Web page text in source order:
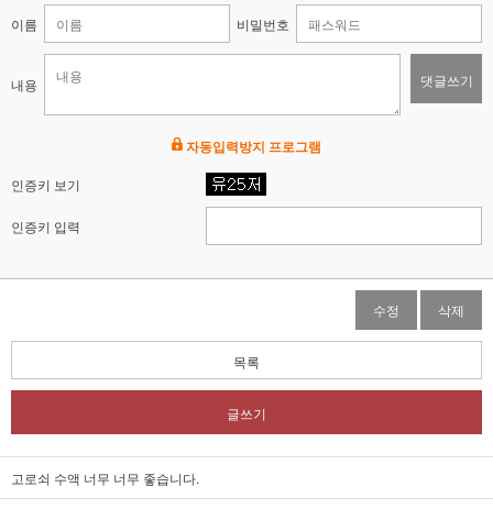
이름 비밀번호
내용 댓글쓰기
자동입력방지 프로그램
인증키 보기
인증키 입력
수정 삭제
목록
글쓰기
고로쇠 수액 너무 너무 좋습니다.